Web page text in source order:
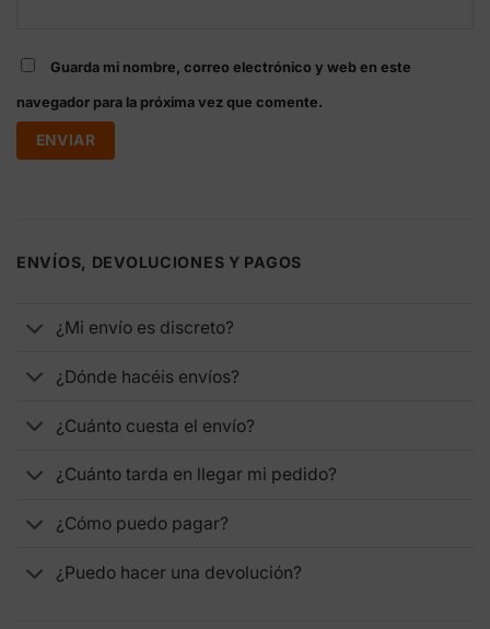
Guarda mi nombre, correo electrónico y web en este
navegador para la próxima vez que comente.
ENVÍOS, DEVOLUCIONES Y PAGOS
¿Mi envío es discreto?
¿Dónde hacéis envíos?
¿Cuánto cuesta el envío?
¿Cuánto tarda en llegar mi pedido?
¿Cómo puedo pagar?
¿Puedo hacer una devolución?